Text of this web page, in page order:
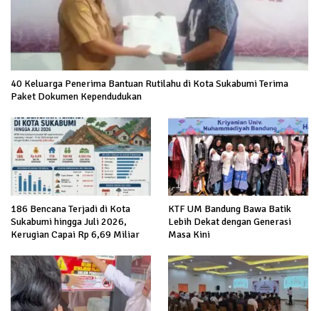
40 Keluarga Penerima Bantuan Rutilahu di Kota Sukabumi Terima
Paket Dokumen Kependudukan
186 Bencana Terjadi di Kota
Sukabumi hingga Juli 2026,
Kerugian Capai Rp 6,69 Miliar
KTF UM Bandung Bawa Batik
Lebih Dekat dengan Generasi
Masa Kini